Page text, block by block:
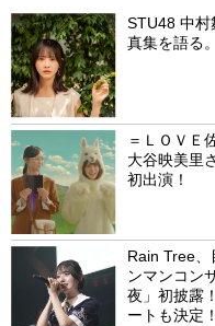
STU48 中村
真集を語る。
＝ＬＯＶＥ
大谷映美里
初出演！
Rain Tree
ンマンコン
夜」初披露
ートも決定！